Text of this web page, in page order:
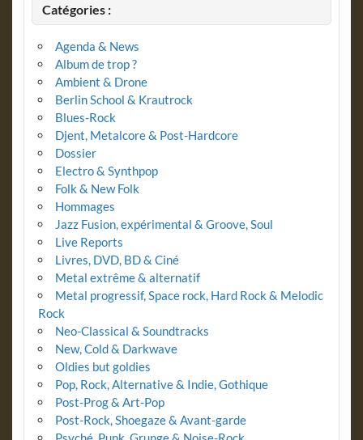
Catégories :
Agenda & News
Album de trop ?
Ambient & Drone
Berlin School & Krautrock
Blues-Rock
Djent, Metalcore & Post-Hardcore
Dossier
Electro & Synthpop
Folk & New Folk
Hommages
Jazz Fusion, expérimental & Groove, Soul
Live Reports
Livres, DVD, BD & Ciné
Metal extrême & alternatif
Metal progressif, Space rock, Hard Rock & Melodic
Rock
Neo-Classical & Soundtracks
New, Cold & Darkwave
Oldies but goldies
Pop, Rock, Alternative & Indie, Gothique
Post-Prog & Art-Pop
Post-Rock, Shoegaze & Avant-garde